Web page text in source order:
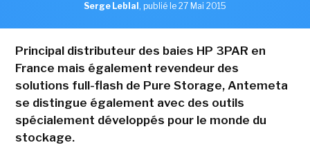
Serge Leblal , publié le 27 Mai 2015
Principal distributeur des baies HP 3PAR en
France mais également revendeur des
solutions full-flash de Pure Storage, Antemeta
se distingue également avec des outils
spécialement développés pour le monde du
stockage.